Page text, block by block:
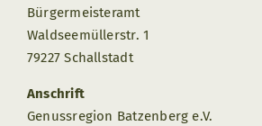
Bürgermeisteramt
Waldseemüllerstr. 1
79227 Schallstadt
Anschrift
Genussregion Batzenberg e.V.